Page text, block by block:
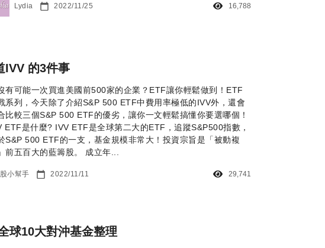
Lydia 2022/11/25 16,788
IVV 的3件事
有可能一次買進美國前500家的企業？ETF讓你輕鬆做到！ETF
系列，今天除了介紹S&P 500 ETF中費用率極低的IVV外，還會
比較三個S&P 500 ETF的優劣，讓你一文輕鬆搞懂你要選哪個！
ETF是什麼? IVV ETF是全球第二大的ETF，追蹤S&P500指數，
S&P 500 ETF的一支，基金規模非常大！投資宗旨是「被動複
前五百大的藍籌股。 成立年...
小幫手 2022/11/11 29,741
球10大對沖基金整理